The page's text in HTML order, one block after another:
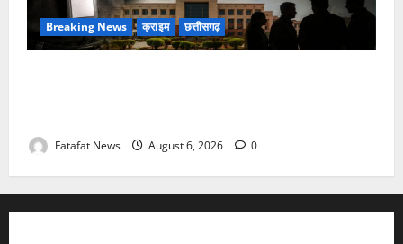
Breaking News क्राइम छत्तीसगढ़
Fatafat News August 6, 2026 0